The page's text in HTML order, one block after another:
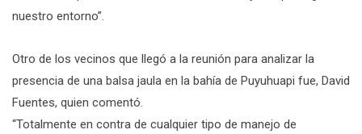
nuestro entorno”.
Otro de los vecinos que llegó a la reunión para analizar la
presencia de una balsa jaula en la bahía de Puyuhuapi fue, David
Fuentes, quien comentó.
“Totalmente en contra de cualquier tipo de manejo de